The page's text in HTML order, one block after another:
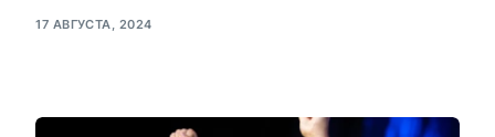
17 АВГУСТА, 2024